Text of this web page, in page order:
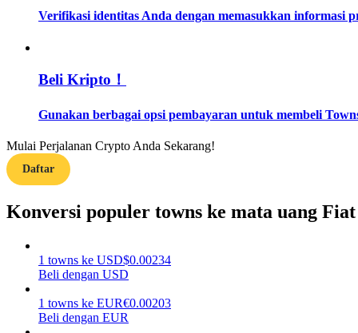
Analisis data besar termasuk info perdagangan, dll.
Memandu
Verifikasi identitas Anda dengan memasukkan informasi
Beli Kripto！
Gunakan berbagai opsi pembayaran untuk membeli
Mulai Perjalanan Crypto Anda Sekarang!
Daftar
Konversi populer towns ke mata uang Fiat
1 towns ke USD$0.00234
Beli dengan USD
1 towns ke EUR€0.00203
Beli dengan EUR